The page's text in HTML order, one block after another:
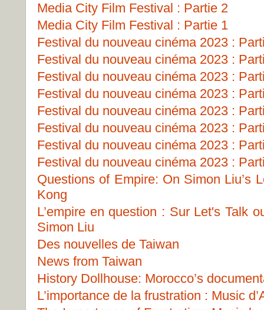
Media City Film Festival : Partie 2
Media City Film Festival : Partie 1
Festival du nouveau cinéma 2023 :
Festival du nouveau cinéma 2023 :
Festival du nouveau cinéma 2023 :
Festival du nouveau cinéma 2023 :
Festival du nouveau cinéma 2023 :
Festival du nouveau cinéma 2023 :
Festival du nouveau cinéma 2023 :
Festival du nouveau cinéma 2023 :
Questions of Empire: On Simon Liu’s
Kong
L’empire en question : Sur Let's Talk
Simon Liu
Des nouvelles de Taiwan
News from Taiwan
History Dollhouse: Morocco’s
L’importance de la frustration : Music